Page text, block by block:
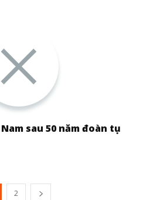
sau 50 năm đoàn tụ
2